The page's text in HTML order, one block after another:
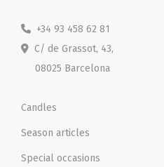
+34 93 458 62 81
C/ de Grassot, 43,
08025 Barcelona
Candles
Season articles
Special occasions